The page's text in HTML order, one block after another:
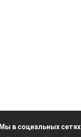
Мы в социальных сетях